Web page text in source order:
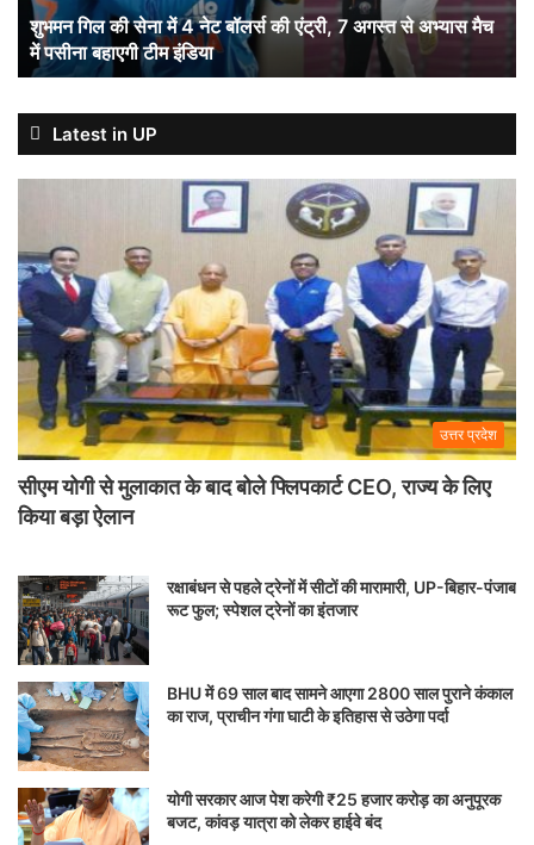
की
एंट्री,
7
अभ्यास
मैच
बहाएगी
टीम
इंडिया
शुभमन गिल की सेना में 4 नेट बॉलर्स की एंट्री, 7 अगस्त से अभ्यास मैच
में पसीना बहाएगी टीम इंडिया
Latest in UP
उत्तर प्रदेश
सीएम योगी से मुलाकात के बाद बोले फ्लिपकार्ट CEO, राज्य के लिए
किया बड़ा ऐलान
रक्षाबंधन से पहले ट्रेनों में सीटों की मारामारी, UP-बिहार-पंजाब
रूट फुल; स्पेशल ट्रेनों का इंतजार
BHU में 69 साल बाद सामने आएगा 2800 साल पुराने कंकाल
का राज, प्राचीन गंगा घाटी के इतिहास से उठेगा पर्दा
योगी सरकार आज पेश करेगी ₹25 हजार करोड़ का अनुपूरक
बजट, कांवड़ यात्रा को लेकर हाईवे बंद